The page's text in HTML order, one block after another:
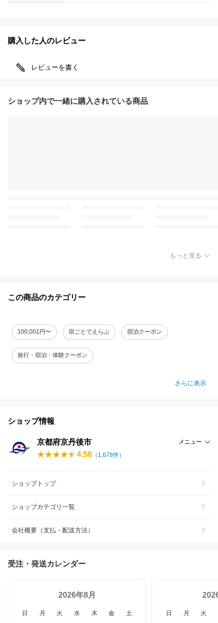
購入した人のレビュー
レビューを書く
ショップ内で一緒に購入されている商品
もっと見る
この商品のカテゴリー
100,001円〜 宿ごとでえらぶ 宿泊クーポン
旅行・宿泊・体験クーポン
さらに表示
ショップ情報
京都府京丹後市 メニュー
4.56 （ 1,678件）
ショップトップ
ショップカテゴリ一覧
会社概要（支払・配送方法）
受注・発送カレンダー
2026年8月
日 月 火 水 木 金 土 日 月 火